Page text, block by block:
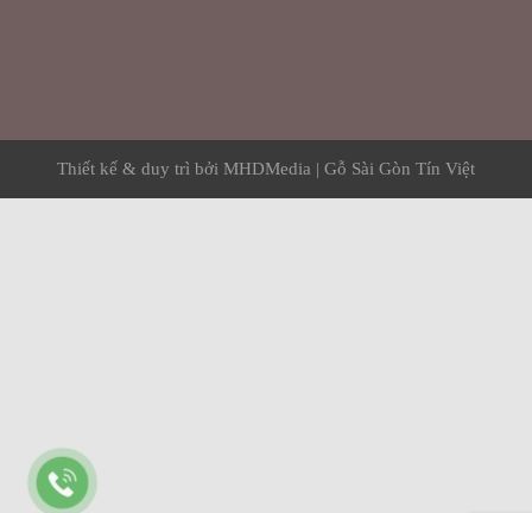
Thiết kế & duy trì bởi MHDMedia | Gỗ Sài Gòn Tín Việt